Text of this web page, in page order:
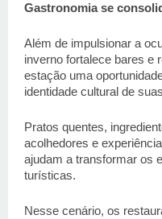
Gastronomia se
Além de impulsionar a
inverno fortalece bares e
estação uma
identidade cultural de
Pratos quentes,
acolhedores e
ajudam a transformar os
turísticas.
Nesse cenário, os